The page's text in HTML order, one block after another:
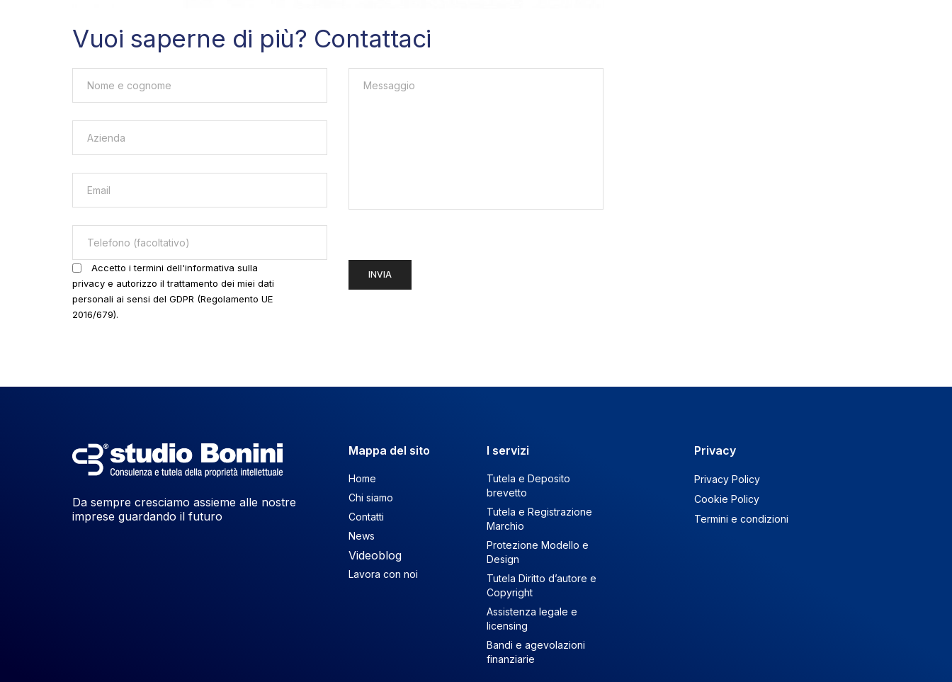
Vuoi saperne di più? Contattaci
Accetto i termini dell'informativa sulla
privacy e autorizzo il trattamento dei miei dati
personali ai sensi del GDPR (Regolamento UE
2016/679).
Da sempre cresciamo assieme alle nostre
imprese guardando il futuro
Mappa del sito
Home
Chi siamo
Contatti
News
Videoblog
Lavora con noi
I servizi
Tutela e Deposito
brevetto
Tutela e Registrazione
Marchio
Protezione Modello e
Design
Tutela Diritto d’autore e
Copyright
Assistenza legale e
licensing
Bandi e agevolazioni
finanziarie
Privacy
Privacy Policy
Cookie Policy
Termini e condizioni